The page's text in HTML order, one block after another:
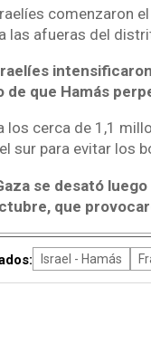
comenzaron
las afueras del
de que Hamás
los cerca de 1,1
sur para evitar los
se desató
que
Israel - Hamás